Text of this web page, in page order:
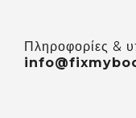
Πληροφορίες &